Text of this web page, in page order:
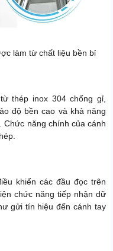
làm từ chất liệu bền bỉ
thép inox 304 chống gỉ,
độ bền cao và khả năng
năng chính của cánh
khiển các đầu đọc trên
chức năng tiếp nhận dữ
gửi tín hiệu đến cánh tay